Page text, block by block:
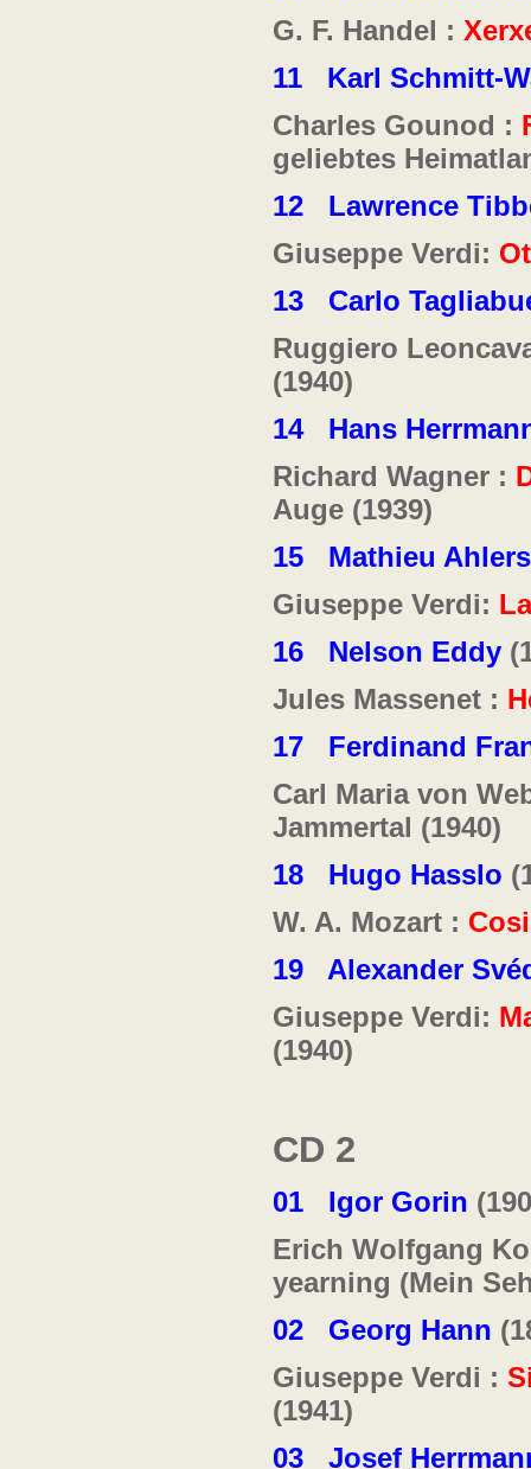
G. F. Handel :
11 Karl Schmitt-
Charles Gounod :
geliebtes
12 Lawrence
Giuseppe Verdi:
13 Carlo
Ruggiero
(1940)
14 Hans
Richard Wagner :
Auge (1939)
15 Mathieu
Giuseppe Verdi:
16 Nelson Eddy
Jules Massenet :
17 Ferdinand
Carl Maria von
Jammertal (1940)
18 Hugo Hasslo
W. A. Mozart :
19 Alexander
Giuseppe Verdi:
(1940)
CD 2
01 Igor Gorin
Erich Wolfgang
yearning (Mein
02 Georg Hann
Giuseppe Verdi :
(1941)
03 Josef